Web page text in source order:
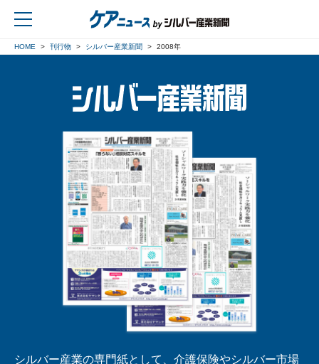
HOME 刊行物 シルバー産業新聞 2008年
シルバー産業の専門紙として、介護保険やシルバー市場